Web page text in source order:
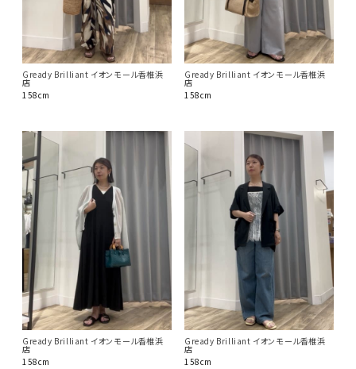
Gready Brilliant イオンモール香椎浜
店
158cm
Gready Brilliant イオンモール香椎浜
店
158cm
Gready Brilliant イオンモール香椎浜
店
158cm
Gready Brilliant イオンモール香椎浜
店
158cm